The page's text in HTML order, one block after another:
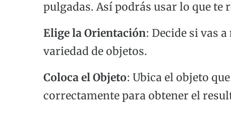
pulgadas. Así podrás usar lo que te
Elige la Orientación: Decide si vas
variedad de objetos.
Coloca el Objeto: Ubica el objeto
correctamente para obtener el